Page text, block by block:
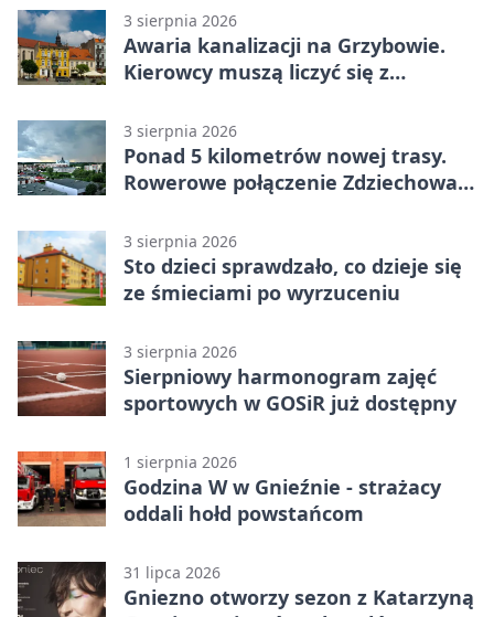
3 sierpnia 2026
Awaria kanalizacji na Grzybowie.
Kierowcy muszą liczyć się z
3 sierpnia 2026
Ponad 5 kilometrów nowej trasy.
Rowerowe połączenie Zdziechowa z
3 sierpnia 2026
Sto dzieci sprawdzało, co dzieje się
ze śmieciami po wyrzuceniu
3 sierpnia 2026
Sierpniowy harmonogram zajęć
sportowych w GOSiR już dostępny
1 sierpnia 2026
Godzina W w Gnieźnie - strażacy
oddali hołd powstańcom
31 lipca 2026
Gniezno otworzy sezon z Katarzyną